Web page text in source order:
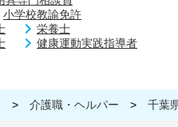
小学校教諭免許
栄養士
健康運動実践指導者
> 介護職・ヘルパー > 千葉